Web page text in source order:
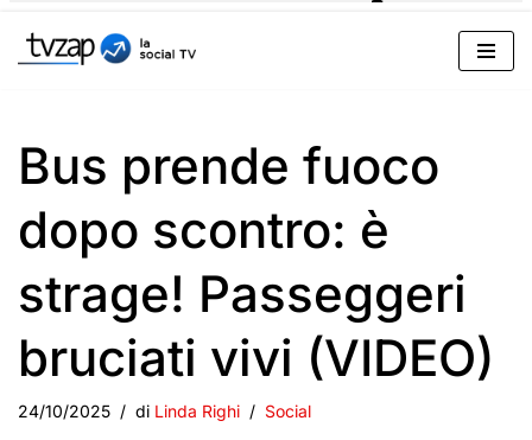
al
Bus prende fuoco
dopo scontro: è
strage! Passeggeri
bruciati vivi (VIDEO)
24/10/2025 di Linda Righi Social